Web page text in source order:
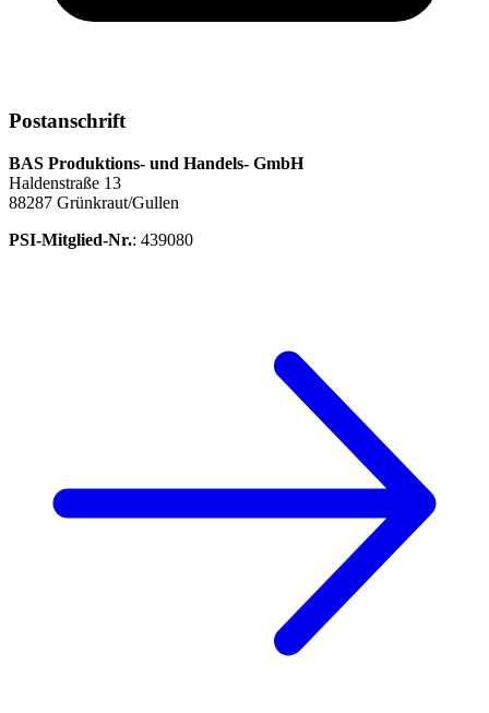
Postanschrift
BAS Produktions- und Handels- GmbH
Haldenstraße 13
88287 Grünkraut/Gullen
PSI-Mitglied-Nr.: 439080